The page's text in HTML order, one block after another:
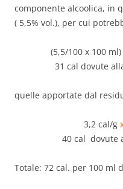
componente alcoolica, in
( 5,5% vol.), per cui
(5,5/100 x 100 ml)
31 cal dovute
quelle apportate dal
3,2 cal/g
40 cal dovute
Totale: 72 cal. per 100 ml